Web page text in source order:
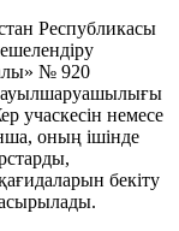
Республикасы
№ 920
ауылшаруашылығы
учаскесін немесе
оның ішінде
бекіту